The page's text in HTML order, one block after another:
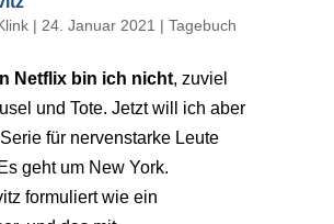
| 24. Januar 2021 | Tagebuch
Netflix bin ich nicht, zuviel
und Tote. Jetzt will ich aber
für nervenstarke Leute
geht um New York.
formuliert wie ein